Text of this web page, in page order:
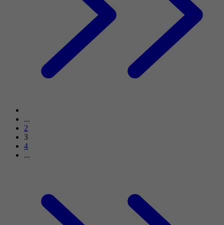
...
2
3
4
...